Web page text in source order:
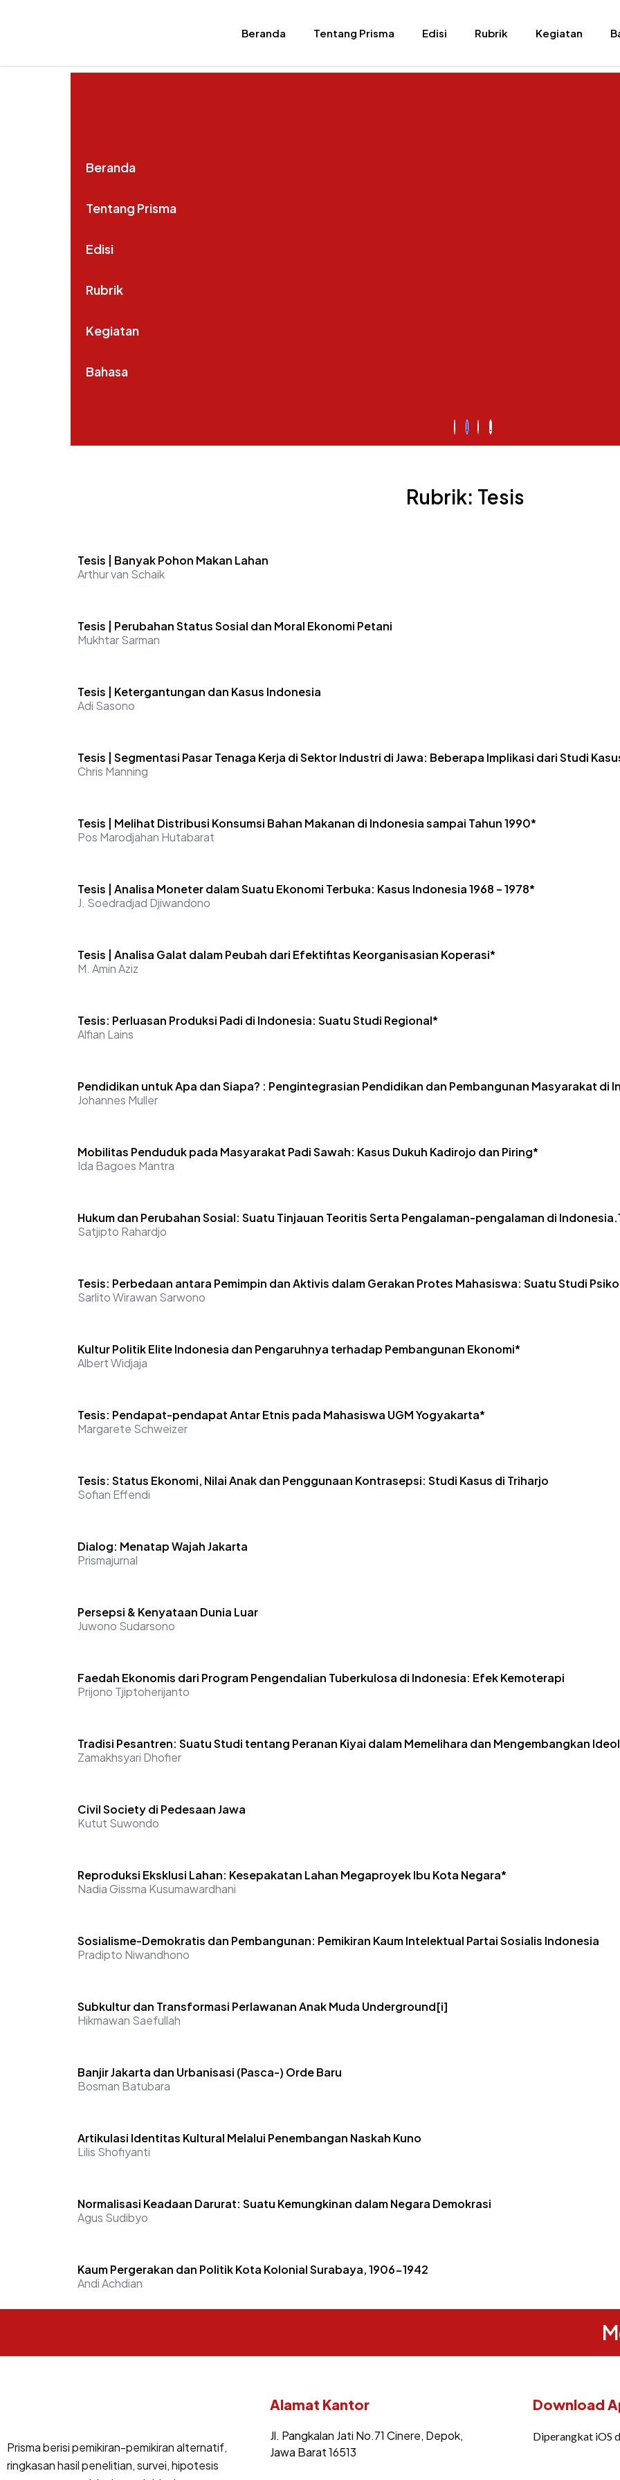
Beranda Tentang Prisma Edisi Rubrik Kegiatan
Beranda
Tentang Prisma
Edisi
Rubrik
Kegiatan
Bahasa
Rubrik: Tesis
Tesis | Banyak Pohon Makan Lahan
Arthur van Schaik
Tesis | Perubahan Status Sosial dan Moral Ekonomi Petani
Mukhtar Sarman
Tesis | Ketergantungan dan Kasus Indonesia
Adi Sasono
Tesis | Segmentasi Pasar Tenaga Kerja di Sektor Industri di Jawa: Beberapa Implikasi dari Studi
Chris Manning
Tesis | Melihat Distribusi Konsumsi Bahan Makanan di Indonesia sampai Tahun 1990*
Pos Marodjahan Hutabarat
Tesis | Analisa Moneter dalam Suatu Ekonomi Terbuka: Kasus Indonesia 1968 – 1978*
J. Soedradjad Djiwandono
Tesis | Analisa Galat dalam Peubah dari Efektifitas Keorganisasian Koperasi*
M. Amin Aziz
Tesis: Perluasan Produksi Padi di Indonesia: Suatu Studi Regional*
Alfian Lains
Pendidikan untuk Apa dan Siapa? : Pengintegrasian Pendidikan dan Pembangunan Masyarakat di
Johannes Muller
Mobilitas Penduduk pada Masyarakat Padi Sawah: Kasus Dukuh Kadirojo dan Piring*
Ida Bagoes Mantra
Hukum dan Perubahan Sosial: Suatu Tinjauan Teoritis Serta Pengalaman-pengalaman di
Satjipto Rahardjo
Tesis: Perbedaan antara Pemimpin dan Aktivis dalam Gerakan Protes Mahasiswa: Suatu Studi
Sarlito Wirawan Sarwono
Kultur Politik Elite Indonesia dan Pengaruhnya terhadap Pembangunan Ekonomi*
Albert Widjaja
Tesis: Pendapat-pendapat Antar Etnis pada Mahasiswa UGM Yogyakarta*
Margarete Schweizer
Tesis: Status Ekonomi, Nilai Anak dan Penggunaan Kontrasepsi: Studi Kasus di Triharjo
Sofian Effendi
Dialog: Menatap Wajah Jakarta
Prismajurnal
Persepsi & Kenyataan Dunia Luar
Juwono Sudarsono
Faedah Ekonomis dari Program Pengendalian Tuberkulosa di Indonesia: Efek Kemoterapi
Prijono Tjiptoherijanto
Tradisi Pesantren: Suatu Studi tentang Peranan Kiyai dalam Memelihara dan Mengembangkan
Zamakhsyari Dhofier
Civil Society di Pedesaan Jawa
Kutut Suwondo
Reproduksi Eksklusi Lahan: Kesepakatan Lahan Megaproyek Ibu Kota Negara*
Nadia Gissma Kusumawardhani
Sosialisme-Demokratis dan Pembangunan: Pemikiran Kaum Intelektual Partai Sosialis Indonesia
Pradipto Niwandhono
Subkultur dan Transformasi Perlawanan Anak Muda Underground[i]
Hikmawan Saefullah
Banjir Jakarta dan Urbanisasi (Pasca-) Orde Baru
Bosman Batubara
Artikulasi Identitas Kultural Melalui Penembangan Naskah Kuno
Lilis Shofiyanti
Normalisasi Keadaan Darurat: Suatu Kemungkinan dalam Negara Demokrasi
Agus Sudibyo
Kaum Pergerakan dan Politik Kota Kolonial Surabaya, 1906-1942
Andi Achdian
Prisma berisi pemikiran-pemikiran alternatif,
ringkasan hasil penelitian, survei, hipotesis
Alamat Kantor
Jl. Pangkalan Jati No.71 Cinere, Depok,
Jawa Barat 16513
Download
Diperangkat iOS